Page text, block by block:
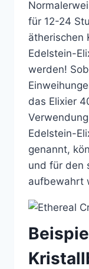
für 12-24
ätherischen
Edelstein-
werden!
das Elixier
Edelstein-
genannt,
und für den
aufbewahrt